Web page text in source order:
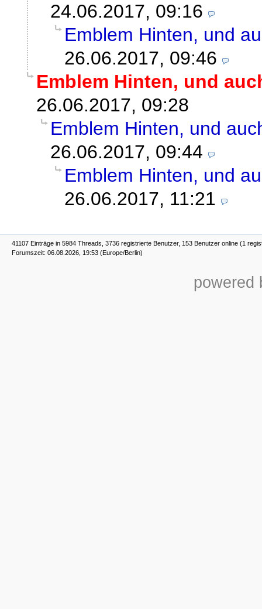
24.06.2017, 09:16
Emblem Hinten, und
26.06.2017, 09:46
Emblem Hinten, und
26.06.2017, 09:28
Emblem Hinten, und
26.06.2017, 09:44
Emblem Hinten, und
26.06.2017, 11:21
41107 Einträge in 5984 Threads, 3736 registrierte Benutzer, 153 Benutzer online (1
Forumszeit: 06.08.2026, 19:53 (Europe/Berlin)
powered